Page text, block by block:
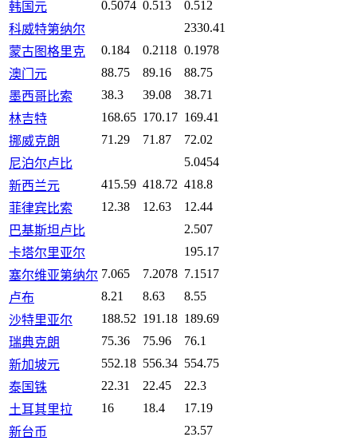
韩国元 0.5074 0.513
0.512
科威特第纳尔
2330.41
蒙古图格里克
0.184 0.2118 0.1978
澳门元
88.75 89.16
88.75
墨西哥比索
38.3 39.08
38.71
林吉特
168.65 170.17 169.41
挪威克朗
71.29 71.87
72.02
尼泊尔卢比
5.0454
新西兰元
415.59 418.72 418.8
菲律宾比索
12.38 12.63
12.44
巴基斯坦卢比
2.507
卡塔尔里亚尔
195.17
塞尔维亚第纳尔 7.065 7.2078 7.1517
卢布
8.21 8.63
8.55
沙特里亚尔
188.52 191.18 189.69
瑞典克朗
75.36 75.96
76.1
新加坡元
552.18 556.34 554.75
泰国铢
22.31 22.45
22.3
土耳其里拉
16 18.4
17.19
新台币
23.57